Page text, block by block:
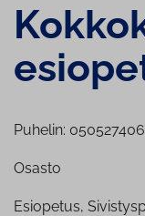
Puhelin:
Osasto
Esiopetus,